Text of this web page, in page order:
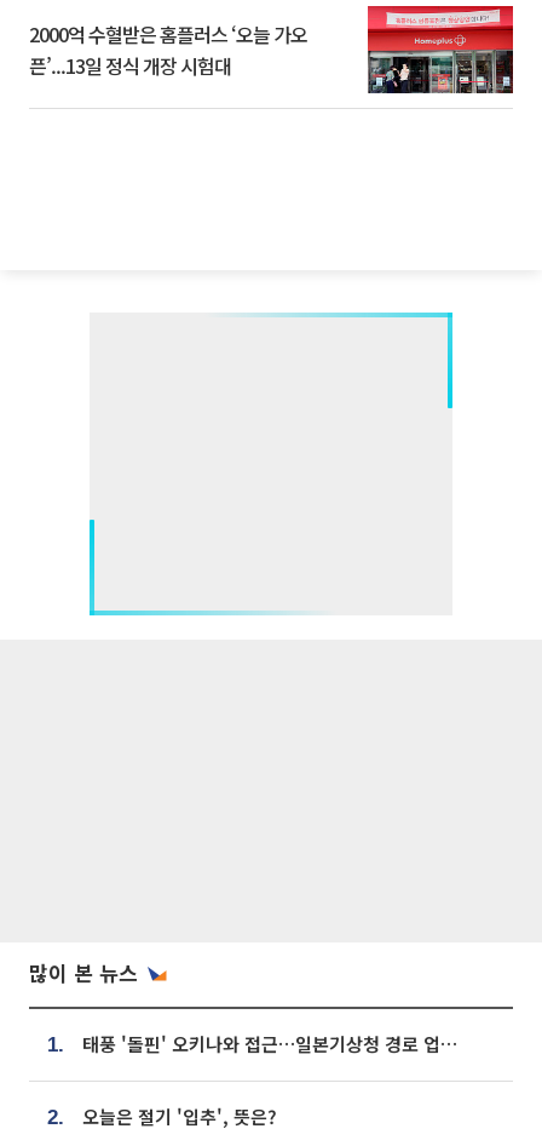
2000억 수혈받은 홈플러스 ‘오늘 가오
픈’...13일 정식 개장 시험대
많이 본 뉴스
1. 태풍 '돌핀' 오키나와 접근…일본기상청 경로 업데이트
2. 오늘은 절기 '입추', 뜻은?